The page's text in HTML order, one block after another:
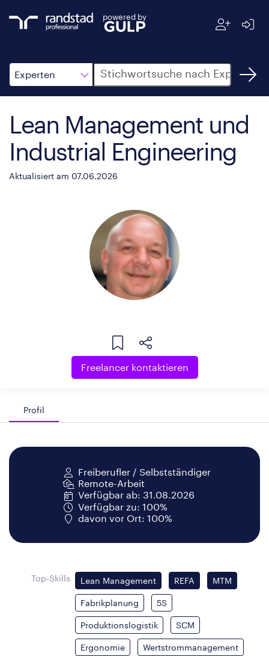
powered by
Experten
Suche
Lean Management und
Industrial Engineering
Aktualisiert am 07.06.2026
Freelancer kontaktieren
Profil
Freiberufler / Selbstständiger
Remote-Arbeit
Verfügbar ab: 31.08.2026
Verfügbar zu: 100%
davon vor Ort: 100%
Top-Skills Lean Management REFA MTM
Fabrikplanung 5S
Produktionslogistik SCM
Ergonomie Wertstrommanagement